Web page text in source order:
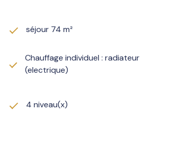
séjour 74 m²
Chauffage individuel : radiateur
(electrique)
4 niveau(x)